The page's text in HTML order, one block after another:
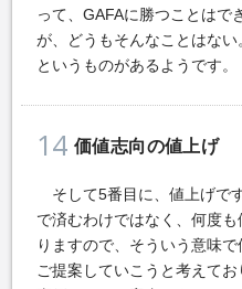
って、GAFAに勝つことはで
が、どうもそんなことはな
というものがあるようです。
14 価値志向の値上げ
そして5番目に、値上げで
で済むわけではなく、何度
りますので、そういう意味
ご提案していこうと考えて